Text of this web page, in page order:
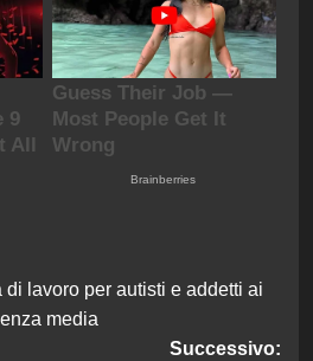
lavoro per autisti e addetti ai
media
Successivo: